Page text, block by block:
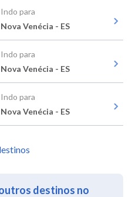
Indo para
Nova Venécia - ES
Indo para
Nova Venécia - ES
Indo para
Nova Venécia - ES
destinos no